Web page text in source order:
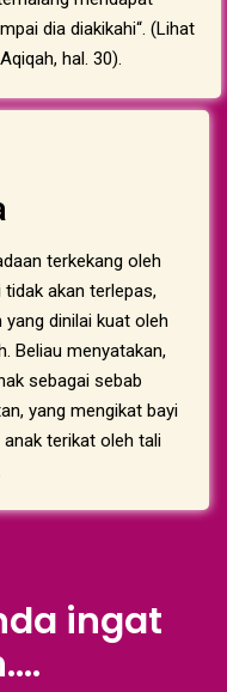
dia diakikahi“. (Lihat
hal. 30).
terkekang oleh
tidak akan terlepas,
yang dinilai kuat oleh
Beliau menyatakan,
sebagai sebab
yang mengikat bayi
terikat oleh tali
ingat